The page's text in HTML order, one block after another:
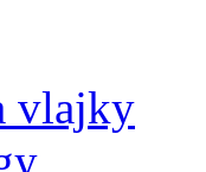
vlajky